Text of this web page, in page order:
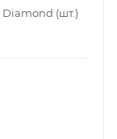
Diamond (шт.)